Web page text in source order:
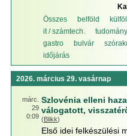
Összes
belföld
it / számtech.
tudomány
gastro
bulvár
időjárás
2026. március 29. vasárnap
márc.
29
0:09
Szlovénia elleni
válogatott,
(Blikk)
Első idei felkészülési